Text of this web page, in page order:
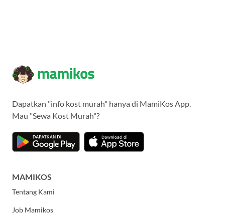
Dapatkan "info kost murah" hanya di MamiKos App.
Mau "Sewa Kost Murah"?
MAMIKOS
Tentang Kami
Job Mamikos